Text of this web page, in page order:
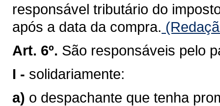
responsável tributário do
após a data da compra.
Art. 6º. São responsáveis pelo
I - solidariamente:
a) o despachante que tenha